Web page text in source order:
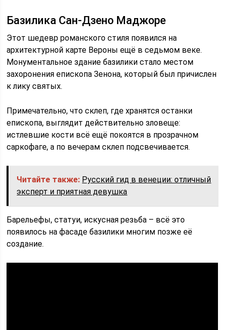
Базилика Сан-Дзено Маджоре
Этот шедевр романского стиля появился на
архитектурной карте Вероны ещё в седьмом веке.
Монументальное здание базилики стало местом
захоронения епископа Зенона, который был причислен
к лику святых.
Примечательно, что склеп, где хранятся останки
епископа, выглядит действительно зловеще:
истлевшие кости всё ещё покоятся в прозрачном
саркофаге, а по вечерам склеп подсвечивается.
Читайте также: Русский гид в венеции: отличный
эксперт и приятная девушка
Барельефы, статуи, искусная резьба – всё это
появилось на фасаде базилики многим позже её
создание.